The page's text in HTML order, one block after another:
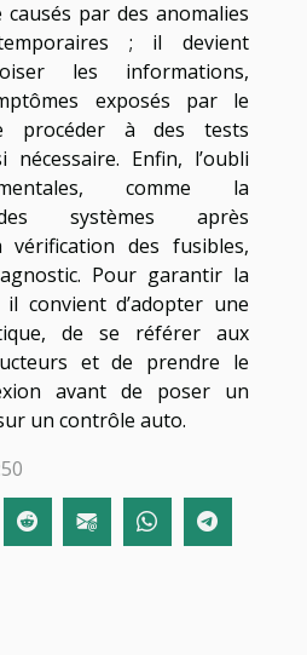
par des anomalies
; il devient
les informations,
exposés par le
procéder à des tests
nécessaire. Enfin, l’oubli
comme la
systèmes après
des fusibles,
Pour garantir la
convient d’adopter une
de se référer aux
et de prendre le
avant de poser un
un contrôle auto.